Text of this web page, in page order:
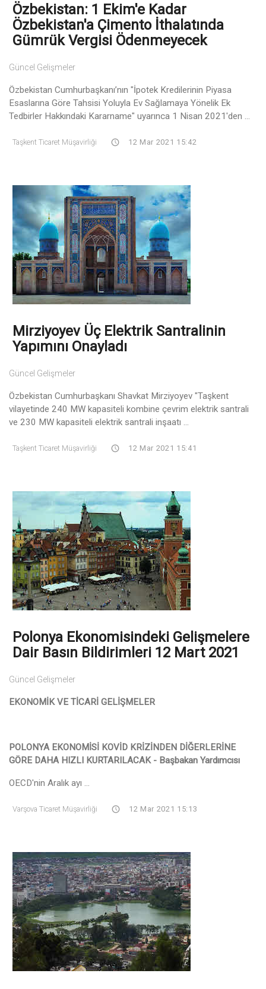
Özbekistan: 1 Ekim'e Kadar
Özbekistan'a Çimento İthalatında
Gümrük Vergisi Ödenmeyecek
Güncel Gelişmeler
Özbekistan Cumhurbaşkanı’nın "İpotek Kredilerinin Piyasa
Esaslarına Göre Tahsisi Yoluyla Ev Sağlamaya Yönelik Ek
Tedbirler Hakkındaki Kararname" uyarınca 1 Nisan 2021'den ...
Taşkent Ticaret Müşavirliği 12 Mar 2021 15:42
Mirziyoyev Üç Elektrik Santralinin
Yapımını Onayladı
Güncel Gelişmeler
Özbekistan Cumhurbaşkanı Shavkat Mirziyoyev "Taşkent
vilayetinde 240 MW kapasiteli kombine çevrim elektrik santrali
ve 230 MW kapasiteli elektrik santrali inşaatı ...
Taşkent Ticaret Müşavirliği 12 Mar 2021 15:41
Polonya Ekonomisindeki Gelişmelere
Dair Basın Bildirimleri 12 Mart 2021
Güncel Gelişmeler
EKONOMİK VE TİCARİ GELİŞMELER
POLONYA EKONOMİSİ KOVİD KRİZİNDEN DİĞERLERİNE
GÖRE DAHA HIZLI KURTARILACAK - Başbakan Yardımcısı
OECD'nin Aralık ayı ...
Varşova Ticaret Müşavirliği 12 Mar 2021 15:13